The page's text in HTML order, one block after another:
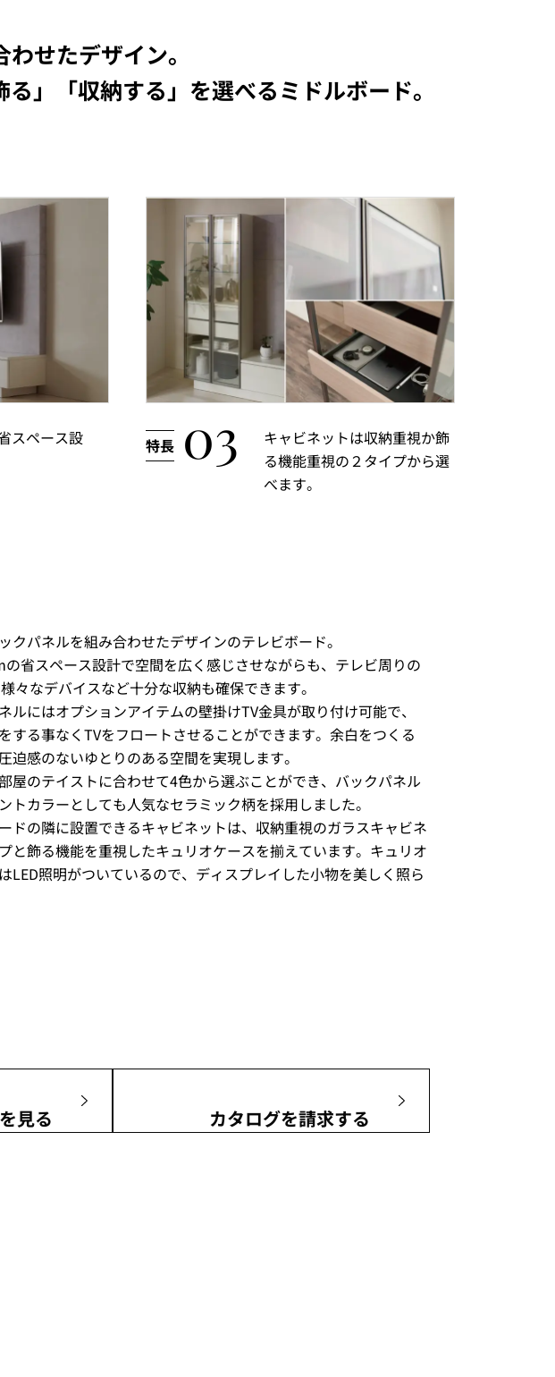
せたデザイン。
」「収納する」を選べるミドルボード。
スペース設
キャビネットは収納重視か飾
る機能重視の２タイプから選
べます。
クパネルを組み合わせたデザインのテレビボード。
の省スペース設計で空間を広く感じさせながらも、テレビ周りの
々なデバイスなど十分な収納も確保できます。
ルにはオプションアイテムの壁掛けTV金具が取り付け可能で、
する事なくTVをフロートさせることができます。余白をつくる
迫感のないゆとりのある空間を実現します。
屋のテイストに合わせて4色から選ぶことができ、バックパネル
トカラーとしても人気なセラミック柄を採用しました。
ドの隣に設置できるキャビネットは、収納重視のガラスキャビネ
と飾る機能を重視したキュリオケースを揃えています。キュリオ
LED照明がついているので、ディスプレイした小物を美しく照ら
見る カタログを請求する